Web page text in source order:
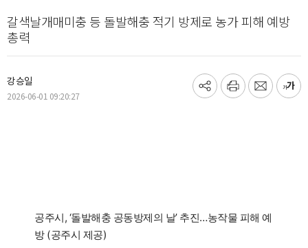
갈색날개매미충 등 돌발해충 적기 방제로 농가 피해 예방
총력
강승일
2026-06-01 09:20:27
기
프
메
글
공주시, ‘돌발해충 공동방제의 날’ 추진…농작물 피해 예
방 (공주시 제공)